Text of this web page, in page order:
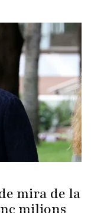
mira de la
milions